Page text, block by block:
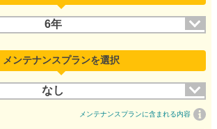
6年
メンテナンスプランを選択
なし
メンテナンスプランに含まれる内容